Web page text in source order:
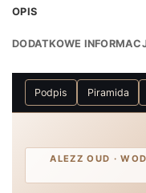
OPIS
DODATKOWE
Podpis Piramida
ALEZZ OUD ·